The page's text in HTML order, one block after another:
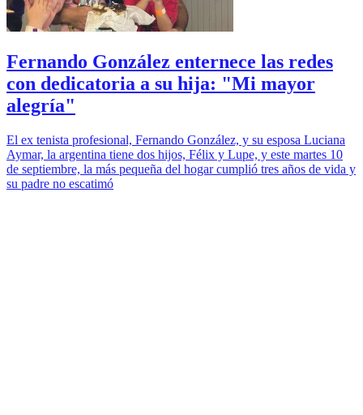
Fernando González enternece las redes
con dedicatoria a su hija: "Mi mayor
alegría"
El ex tenista profesional, Fernando González, y su esposa Luciana
Aymar, la argentina tiene dos hijos, Félix y Lupe, y este martes 10
de septiembre, la más pequeña del hogar cumplió tres años de vida y
su padre no escatimó